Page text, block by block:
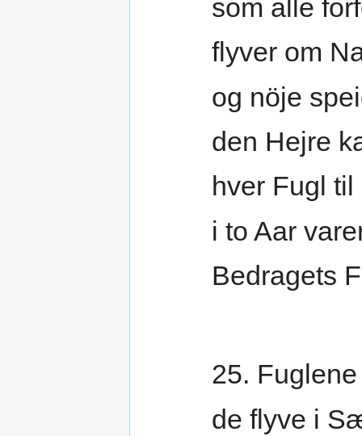
som alle
flyver om
og nöje
den Hejre
hver Fugl til
i to Aar
Bedragets
25.
de flyve i